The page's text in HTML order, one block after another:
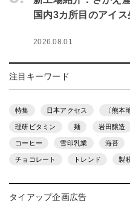
国内3カ所目のアイス
2026.08.01
注目キーワード
特集 日本アクセス 〔熊本
理研ビタミン 麺 岩田醸造
コーヒー 雪印乳業 海苔
チョコレート トレンド 製
タイアップ企画広告